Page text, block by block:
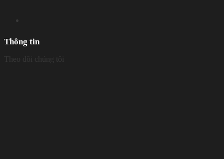
Thông tin
Theo dõi chúng tôi